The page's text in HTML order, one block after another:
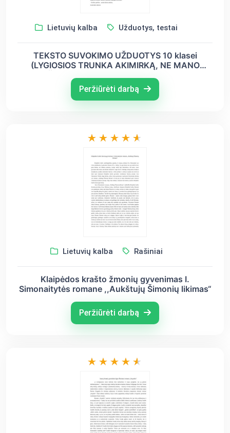
Lietuvių kalba Užduotys, testai
TEKSTO SUVOKIMO UŽDUOTYS 10 klasei
(LYGIOSIOS TRUNKA AKIMIRKĄ, NE MANO
Peržiūrėti darbą
Lietuvių kalba Rašiniai
Klaipėdos krašto žmonių gyvenimas I.
Simonaitytės romane ,,Aukštujų Šimonių likimas“
Peržiūrėti darbą